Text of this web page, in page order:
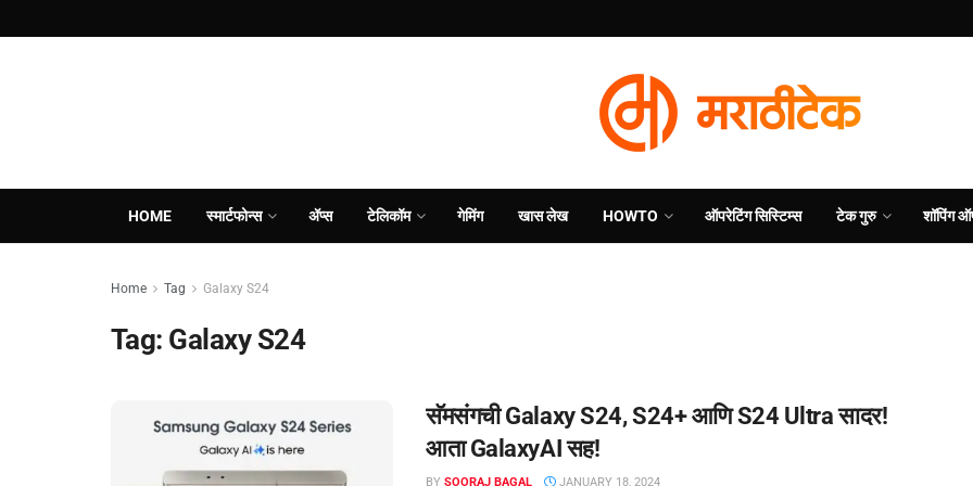
HOME स्मार्टफोन्स ॲप्स टेलिकॉम गेमिंग खास लेख HOWTO ऑपरेटिंग सिस्टिम्स टेक गुरु शॉपिंग
Home Tag Galaxy S24
Tag: Galaxy S24
सॅमसंगची Galaxy S24, S24+ आणि S24 Ultra सादर!
आता GalaxyAI सह!
BY SOORAJ BAGAL JANUARY 18, 2024